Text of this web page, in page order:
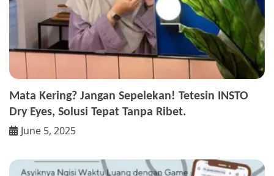
Mata Kering? Jangan Sepelekan! Tetesin INSTO
Dry Eyes, Solusi Tepat Tanpa Ribet.
June 5, 2025